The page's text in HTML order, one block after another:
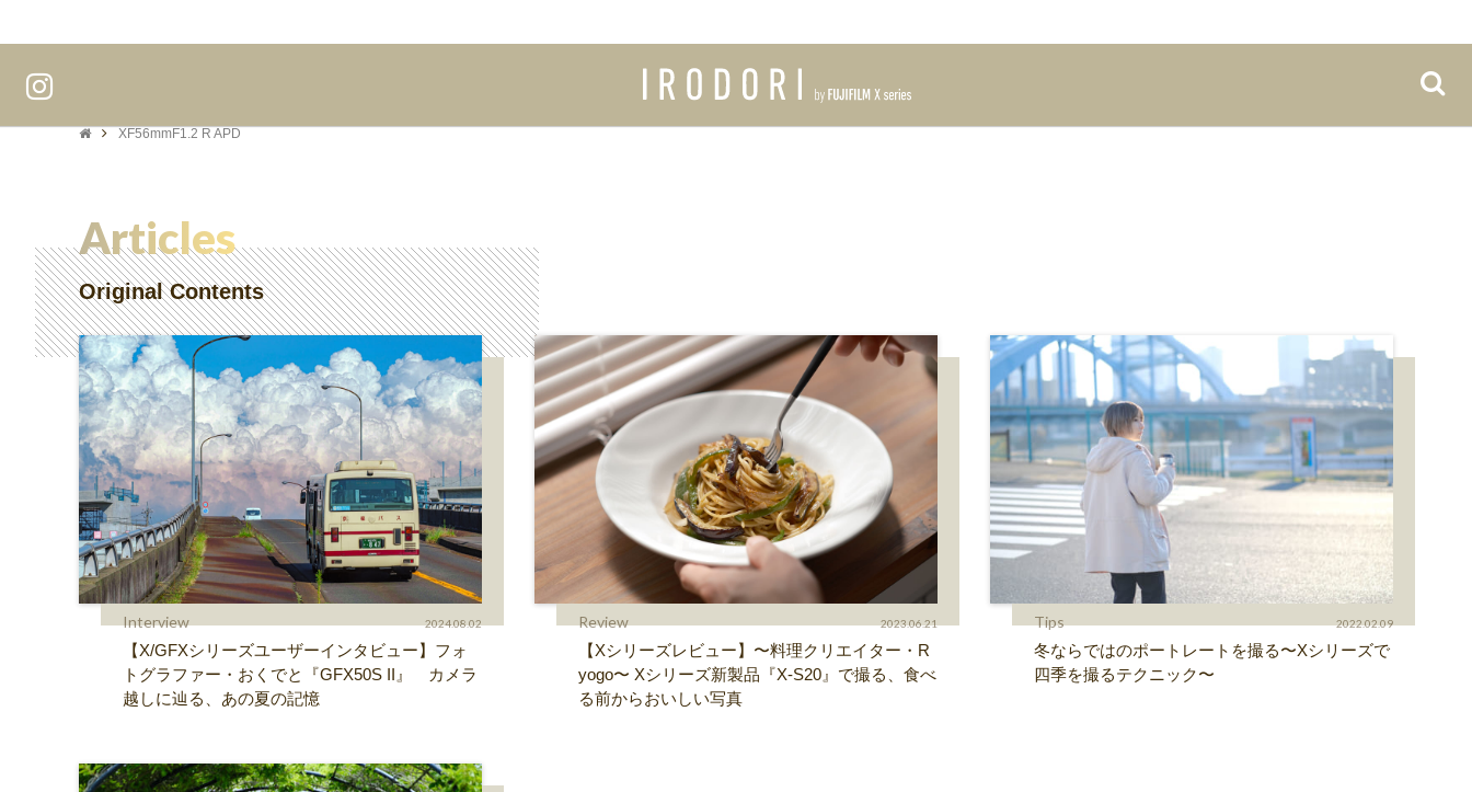
XF56mmF1.2 R APD
Articles
Original Contents
Interview 2024.08.02
【X/GFXシリーズユーザーインタビュー】フォ
トグラファー・おくでと『GFX50S II』 カメラ
越しに辿る、あの夏の記憶
Review 2023.06.21
【Xシリーズレビュー】〜料理クリエイター・R
yogo〜 Xシリーズ新製品『X-S20』で撮る、食べ
る前からおいしい写真
Tips 2022.02.09
冬ならではのポートレートを撮る〜Xシリーズで
四季を撮るテクニック〜